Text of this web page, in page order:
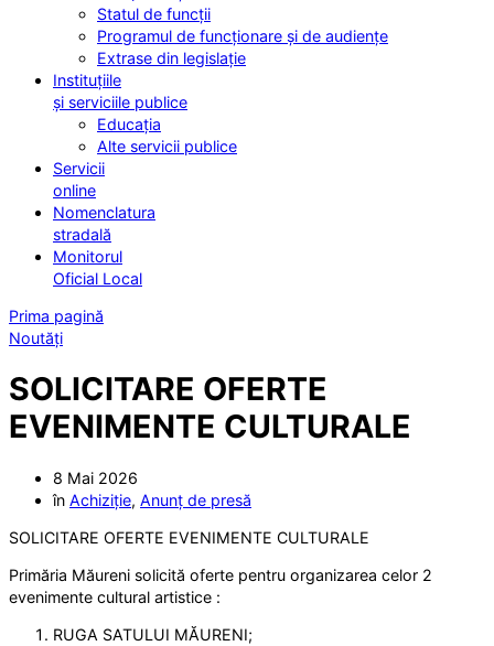
Statul de funcții
Programul de funcționare și de audiențe
Extrase din legislație
Instituțiile
și serviciile publice
Educația
Alte servicii publice
Servicii
online
Nomenclatura
stradală
Monitorul
Oficial Local
Prima pagină
Noutăți
SOLICITARE OFERTE
EVENIMENTE CULTURALE
8 Mai 2026
în Achiziție, Anunț de presă
SOLICITARE OFERTE EVENIMENTE CULTURALE
Primăria Măureni solicită oferte pentru organizarea celor 2
evenimente cultural artistice :
RUGA SATULUI MĂURENI;